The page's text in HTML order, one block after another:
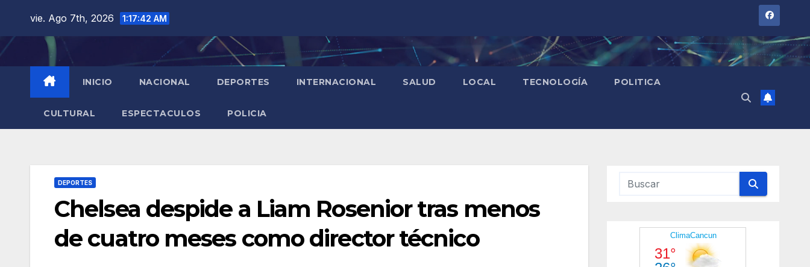
contenido
vie. Ago 7th, 2026 1:17:44 AM
INICIO NACIONAL DEPORTES INTERNACIONAL SALUD LOCAL TECNOLOGÍA POLITICA
CULTURAL ESPECTACULOS POLICIA
DEPORTES
Chelsea despide a Liam Rosenior tras menos
de cuatro meses como director técnico